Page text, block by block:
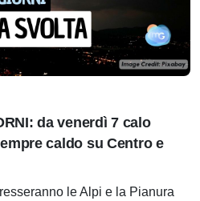
da venerdì 7 calo
caldo su Centro e
le Alpi e la Pianura